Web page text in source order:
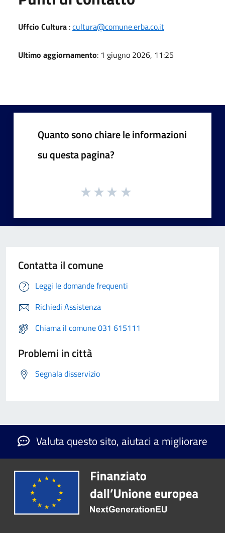
Uffcio Cultura :cultura@comune.erba.co.it
Ultimo aggiornamento: 1 giugno 2026, 11:25
Quanto sono chiare le informazioni
su questa pagina?
Contatta il comune
Leggi le domande frequenti
Richiedi Assistenza
Chiama il comune 031 615111
Problemi in città
Segnala disservizio
Valuta questo sito, aiutaci a migliorare